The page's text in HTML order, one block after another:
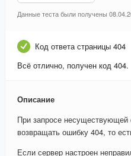
Данные теста были получены
Код ответа страницы 404
Всё отлично, получен код 404.
Описание
При запросе
возвращать ошибку 404, то
Если сервер настроен